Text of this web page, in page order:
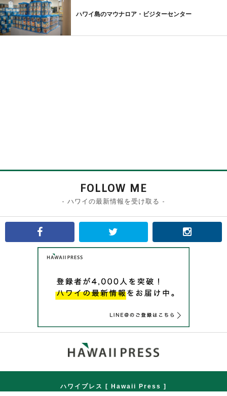
ハワイ島のマウナロア・ビジターセンター
FOLLOW ME
- ハワイの最新情報を受け取る -
ハワイプレス [ Hawaii Press ]